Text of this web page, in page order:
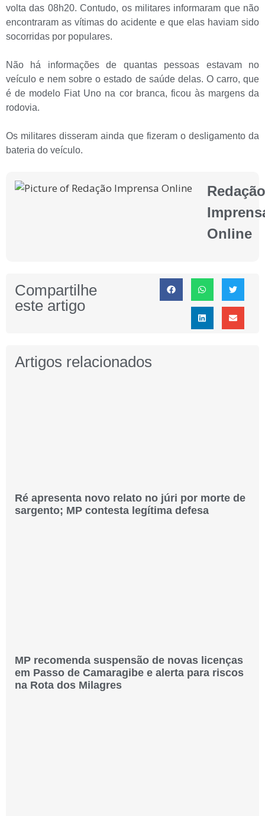
volta das 08h20. Contudo, os militares informaram que não
encontraram as vítimas do acidente e que elas haviam sido
socorridas por populares.
Não há informações de quantas pessoas estavam no
veículo e nem sobre o estado de saúde delas. O carro, que
é de modelo Fiat Uno na cor branca, ficou às margens da
rodovia.
Os militares disseram ainda que fizeram o desligamento da
bateria do veículo.
Redação
Online
Compartilhe
este artigo
Artigos relacionados
Ré apresenta novo relato no júri por morte de
sargento; MP contesta legítima defesa
MP recomenda suspensão de novas licenças
em Passo de Camaragibe e alerta para riscos
na Rota dos Milagres